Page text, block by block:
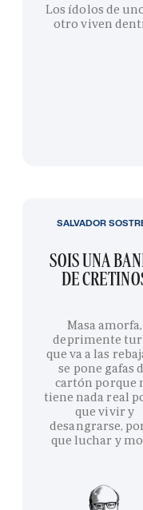
Los ídolos de
otro viven
SOIS UNA
DE
Masa amorfa,
deprimente
que va a las
se pone gafas
cartón porque
tiene nada real
que vivir y
desangrarse,
que luchar y
SALVADOR